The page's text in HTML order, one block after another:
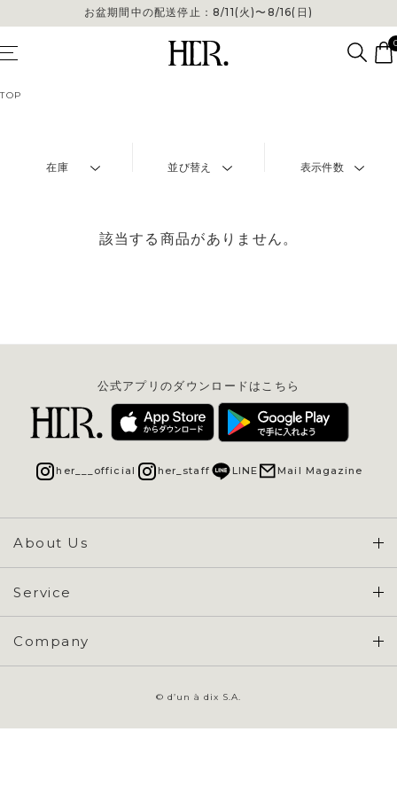
お盆期間中の配送停止：8/11(火)〜8/16(日)
TOP
在庫 並び替え 表示件数
該当する商品がありません。
About Us
Concept & Overview
Service
会員登録 / ログイン
ご利用ガイド
お問い合わせ
Company
公式アプリのダウンロードはこちら
her___official her_staff LINE Mail Magazine
© d’un à dix S.A.